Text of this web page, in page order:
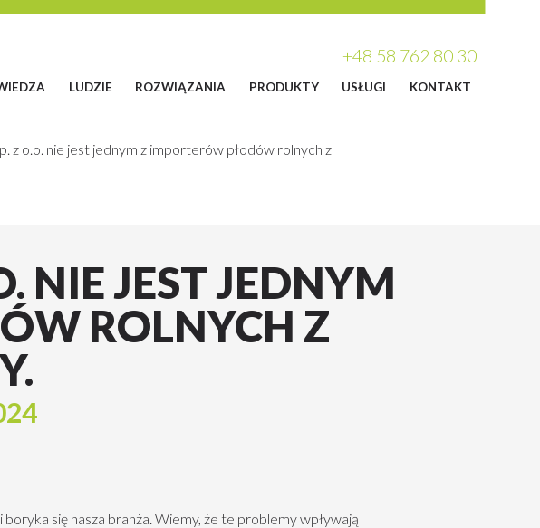
+48 58 762 80 30
LUDZIE ROZWIĄZANIA PRODUKTY USŁUGI KONTAKT
z o.o. nie jest jednym z importerów płodów rolnych z
NIE JEST JEDNYM
ROLNYCH Z
się nasza branża. Wiemy, że te problemy wpływają